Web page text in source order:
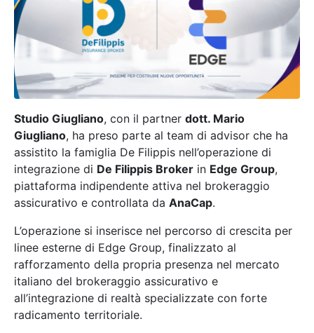
Studio Giugliano, con il partner dott. Mario
Giugliano, ha preso parte al team di advisor che ha
assistito la famiglia De Filippis nell’operazione di
integrazione di De Filippis Broker in Edge Group,
piattaforma indipendente attiva nel brokeraggio
assicurativo e controllata da AnaCap.
L’operazione si inserisce nel percorso di crescita per
linee esterne di Edge Group, finalizzato al
rafforzamento della propria presenza nel mercato
italiano del brokeraggio assicurativo e
all’integrazione di realtà specializzate con forte
radicamento territoriale.